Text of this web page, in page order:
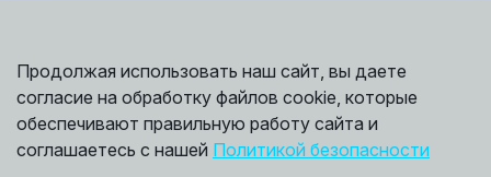
©
Информация представленная на сайте
носит исключительно ознакомительный
характер и ни при каких условиях не может
считаться публичной офертой. Точные
сведения о ценах, условиях продажи и
Продолжая использовать наш сайт, вы даете
согласие на обработку файлов cookie, которые
обеспечивают правильную работу сайта и
соглашаетесь с нашей Политикой безопасности